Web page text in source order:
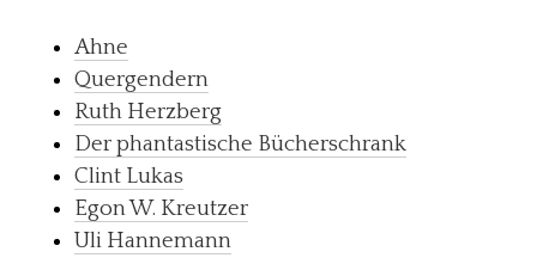
Ahne
Quergendern
Ruth Herzberg
Der phantastische Bücherschrank
Clint Lukas
Egon W. Kreutzer
Uli Hannemann